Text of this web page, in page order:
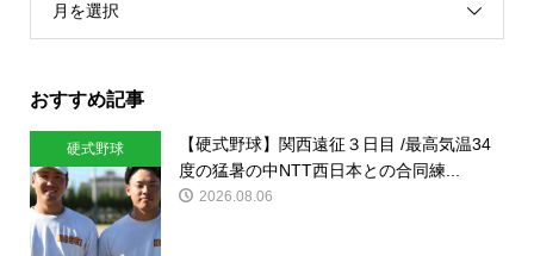
月を選択
おすすめ記事
硬式野球
【硬式野球】関西遠征３日目 /最高気温34
度の猛暑の中NTT西日本との合同練...
2026.08.06